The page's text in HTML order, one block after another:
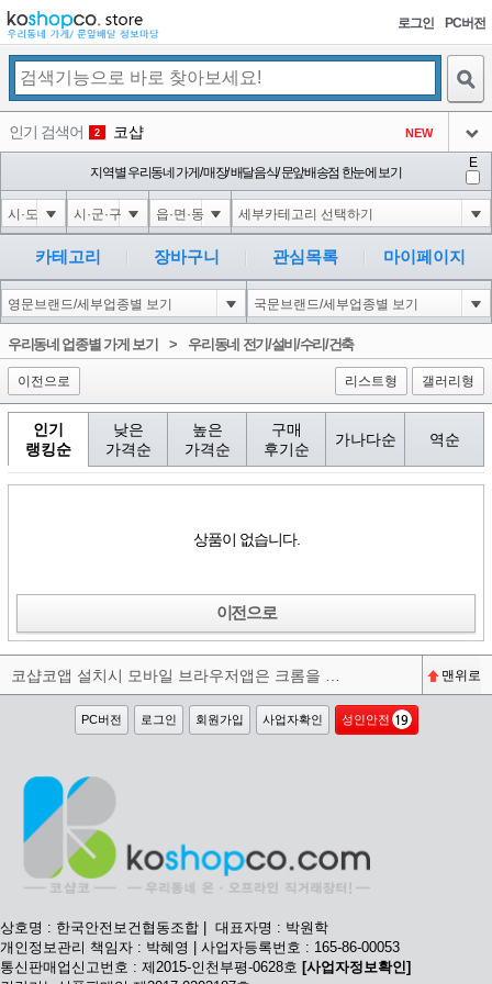
로그인 PC버전
인기 검색어 2 코샵 NEW
3 익스
아이콘
4 은계타운
아이콘
5 미끄럼방지
아이콘
NEW
6 대성설렁탕
아이콘
-16
1
지역별 우리동네 가게/ 매장/ 배달음식/ 문앞배송점 한눈에 보기
E
카테고리 장바구니 관심목록 마이페이지
우리동네 업종별 가게 보기 > 우리동네 전기/설비/수리/건축
이전으로 리스트형 갤러리형
인기
랭킹순
낮은
가격순
높은
가격순
구매
후기순
가나다순 역순
상품이 없습니다.
이전으로
맨위로
PC버전 로그인 회원가입 사업자확인 성인안전
상호명 : 한국안전보건협동조합 | 대표자명 : 박원학
개인정보관리 책임자 : 박혜영 | 사업자등록번호 : 165-86-00053
통신판매업신고번호 : 제2015-인천부평-0628호 [사업자정보확인]